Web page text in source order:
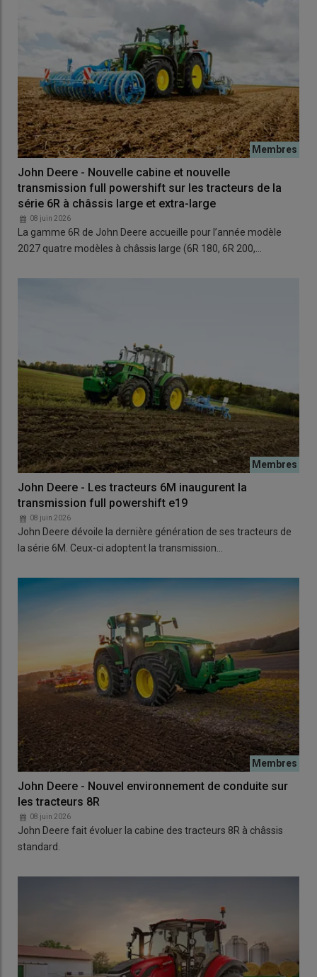
John Deere - Nouvelle cabine et nouvelle
transmission full powershift sur les tracteurs de la
série 6R à châssis large et extra-large
08 juin 2026
La gamme 6R de John Deere accueille pour l’année modèle
2027 quatre modèles à châssis large (6R 180, 6R 200,…
John Deere - Les tracteurs 6M inaugurent la
transmission full powershift e19
08 juin 2026
John Deere dévoile la dernière génération de ses tracteurs de
la série 6M. Ceux-ci adoptent la transmission…
John Deere - Nouvel environnement de conduite sur
les tracteurs 8R
08 juin 2026
John Deere fait évoluer la cabine des tracteurs 8R à châssis
standard.